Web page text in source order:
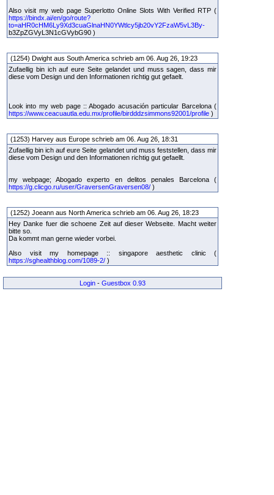
Also visit my web page Superlotto Online Slots With Verified RTP (
https://bindx.ai/en/go/route?
to=aHR0cHM6Ly9Xd3cuaGlnaHN0YWtlcy5jb20vY2FzaW5vL3By-
b3ZpZGVyL3N1cGVybG90 )
(1254) Dwight aus South America schrieb am 06. Aug 26, 19:23
Zufaellig bin ich auf eure Seite gelandet und muss sagen, dass mir
diese vom Design und den Informationen richtig gut gefaelt.
Look into my web page :: Abogado acusación particular Barcelona (
https://www.ceacuautla.edu.mx/profile/birdddzsimmons92001/profile )
(1253) Harvey aus Europe schrieb am 06. Aug 26, 18:31
Zufaellig bin ich auf eure Seite gelandet und muss feststellen, dass mir
diese vom Design und den Informationen richtig gut gefaellt.
my webpage; Abogado experto en delitos penales Barcelona (
https://g.clicgo.ru/user/GraversenGraversen08/ )
(1252) Joeann aus North America schrieb am 06. Aug 26, 18:23
Hey Danke fuer die schoene Zeit auf dieser Webseite. Macht weiter
bitte so.
Da kommt man gerne wieder vorbei.
Also visit my homepage :: singapore aesthetic clinic (
https://sghealthblog.com/1089-2/ )
Login - Guestbox 0.93